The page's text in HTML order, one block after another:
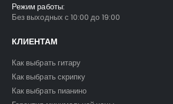
Режим работы:
Без выходных с 10:00 до 19:00
КЛИЕНТАМ
Как выбрать гитару
Как выбрать скрипку
Как выбрать пианино